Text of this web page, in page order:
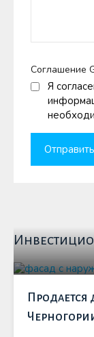
Соглашение
Я
Продается